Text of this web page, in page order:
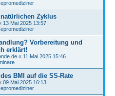
Zyklus
13 Mai 2025 13:57
Vorbereitung und
erklärt!
« 11 Mai 2025 15:46
BMI auf die SS-Rate
09 Mai 2025 16:13